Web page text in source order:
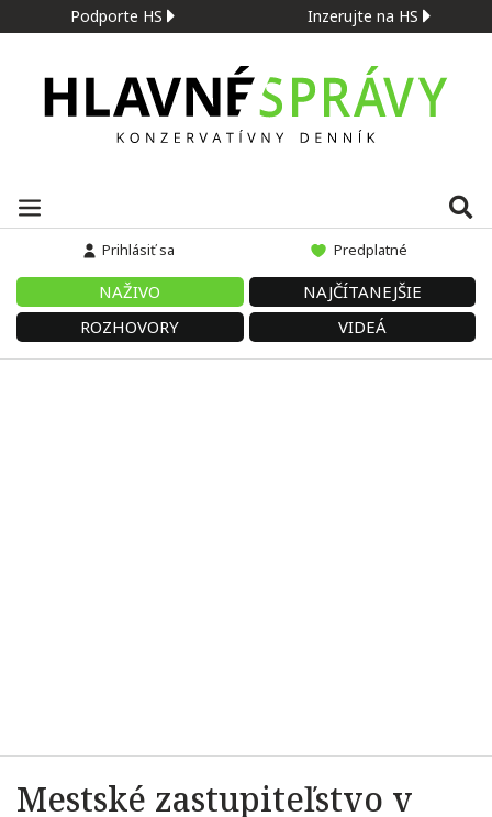
Podporte HS Inzerujte na HS
Prihlásiť sa Predplatné
NAŽIVO
NAJČÍTANEJŠIE
ROZHOVORY
VIDEÁ
Mestské zastupiteľstvo v